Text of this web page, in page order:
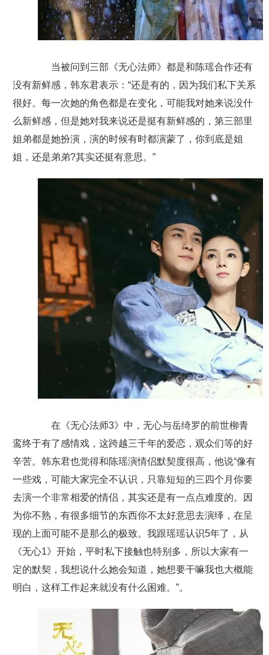
当被问到三部《无心法师》都是和陈瑶合作还有
没有新鲜感，韩东君表示：“还是有的，因为我们私下关系
很好。每一次她的角色都是在变化，可能我对她来说没什
么新鲜感，但是她对我来说还是挺有新鲜感的，第三部里
姐弟都是她扮演，演的时候有时都演蒙了，你到底是姐
姐，还是弟弟?其实还挺有意思。”
在《无心法师3》中，无心与岳绮罗的前世柳青
鸾终于有了感情戏，这跨越三千年的爱恋，观众们等的好
辛苦。韩东君也觉得和陈瑶演情侣默契度很高，他说“像有
一些戏，可能大家完全不认识，只靠短短的三四个月你要
去演一个非常相爱的情侣，其实还是有一点点难度的。因
为你不熟，有很多细节的东西你不太好意思去演绎，在呈
现的上面可能不是那么的极致。我跟瑶瑶认识5年了，从
《无心1》开始，平时私下接触也特别多，所以大家有一
定的默契，我想说什么她会知道，她想要干嘛我也大概能
明白，这样工作起来就没有什么困难。”。